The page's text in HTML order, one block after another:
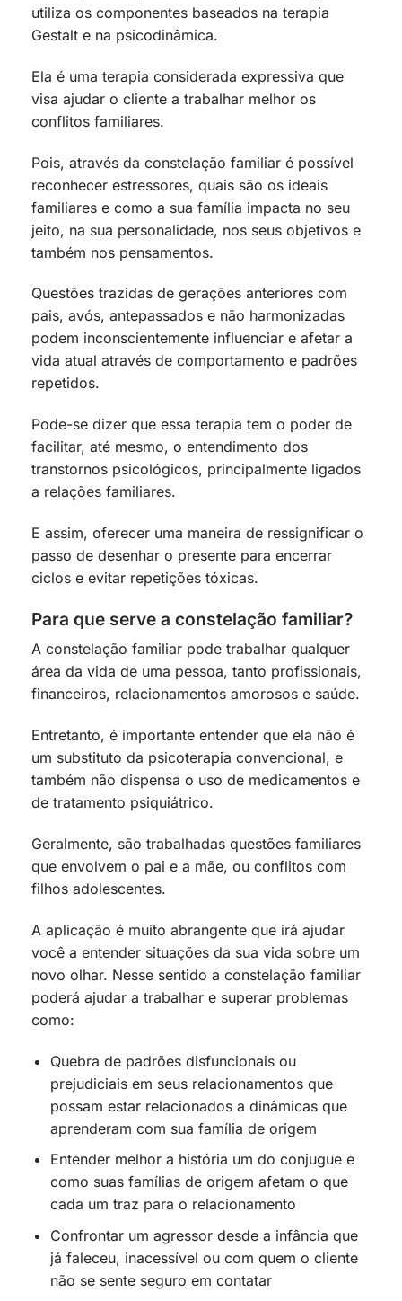
utiliza os componentes baseados na terapia
Gestalt e na psicodinâmica.
Ela é uma terapia considerada expressiva que
visa ajudar o cliente a trabalhar melhor os
conflitos familiares.
Pois, através da constelação familiar é possível
reconhecer estressores, quais são os ideais
familiares e como a sua família impacta no seu
jeito, na sua personalidade, nos seus objetivos e
também nos pensamentos.
Questões trazidas de gerações anteriores com
pais, avós, antepassados e não harmonizadas
podem inconscientemente influenciar e afetar a
vida atual através de comportamento e padrões
repetidos.
Pode-se dizer que essa terapia tem o poder de
facilitar, até mesmo, o entendimento dos
transtornos psicológicos, principalmente ligados
a relações familiares.
E assim, oferecer uma maneira de ressignificar o
passo de desenhar o presente para encerrar
ciclos e evitar repetições tóxicas.
Para que serve a constelação familiar?
A constelação familiar pode trabalhar qualquer
área da vida de uma pessoa, tanto profissionais,
financeiros, relacionamentos amorosos e saúde.
Entretanto, é importante entender que ela não é
um substituto da psicoterapia convencional, e
também não dispensa o uso de medicamentos e
de tratamento psiquiátrico.
Geralmente, são trabalhadas questões familiares
que envolvem o pai e a mãe, ou conflitos com
filhos adolescentes.
A aplicação é muito abrangente que irá ajudar
você a entender situações da sua vida sobre um
novo olhar. Nesse sentido a constelação familiar
poderá ajudar a trabalhar e superar problemas
como:
Quebra de padrões disfuncionais ou
prejudiciais em seus relacionamentos que
possam estar relacionados a dinâmicas que
aprenderam com sua família de origem
Entender melhor a história um do conjugue e
como suas famílias de origem afetam o que
cada um traz para o relacionamento
Confrontar um agressor desde a infância que
já faleceu, inacessível ou com quem o cliente
não se sente seguro em contatar